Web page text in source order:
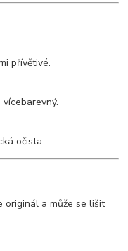
přívětivé.
očista.
originál a může se lišit